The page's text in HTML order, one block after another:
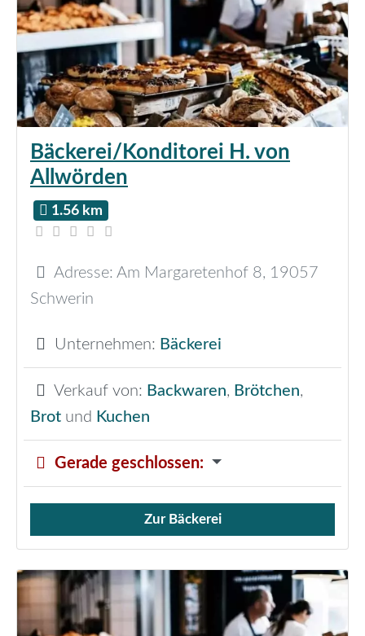
Bäckerei/Konditorei H. von
Allwörden
1.56 km
Adresse: Am Margaretenhof 8, 19057
Schwerin
Unternehmen: Bäckerei
Verkauf von: Backwaren, Brötchen,
Brot und Kuchen
Gerade geschlossen:
Verkauf von Brötchen,
Zur Bäckerei